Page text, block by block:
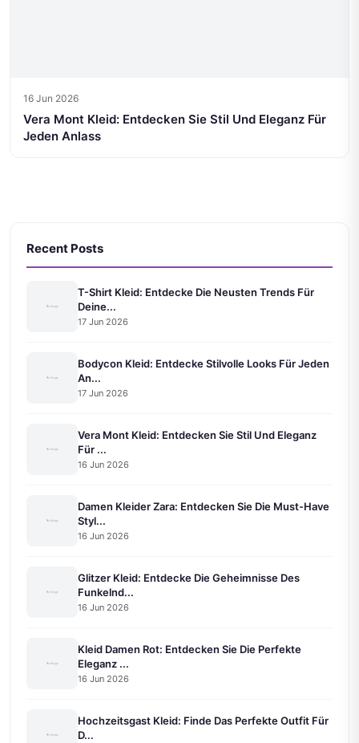
16 Jun 2026
Vera Mont Kleid: Entdecken Sie Stil Und Eleganz Für
Jeden Anlass
Recent Posts
T-Shirt Kleid: Entdecke Die Neusten Trends Für
Deine...
17 Jun 2026
Bodycon Kleid: Entdecke Stilvolle Looks Für Jeden
An...
17 Jun 2026
Vera Mont Kleid: Entdecken Sie Stil Und Eleganz
Für ...
16 Jun 2026
Damen Kleider Zara: Entdecken Sie Die Must-Have
Styl...
16 Jun 2026
Glitzer Kleid: Entdecke Die Geheimnisse Des
Funkelnd...
16 Jun 2026
Kleid Damen Rot: Entdecken Sie Die Perfekte
Eleganz ...
16 Jun 2026
Hochzeitsgast Kleid: Finde Das Perfekte Outfit Für
D...